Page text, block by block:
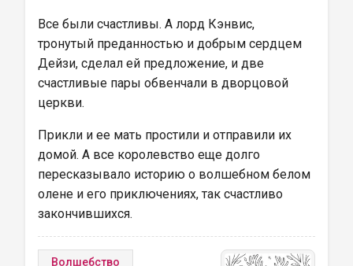
Все были счастливы. А лорд Кэнвис,
тронутый преданностью и добрым сердцем
Дейзи, сделал ей предложение, и две
счастливые пары обвенчали в дворцовой
церкви.
Прикли и ее мать простили и отправили их
домой. А все королевство еще долго
пересказывало историю о волшебном белом
олене и его приключениях, так счастливо
закончившихся.
Волшебство